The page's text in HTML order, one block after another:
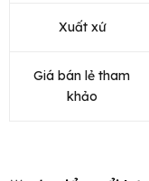
Xuất xứ
Giá bán lẻ tham
khảo